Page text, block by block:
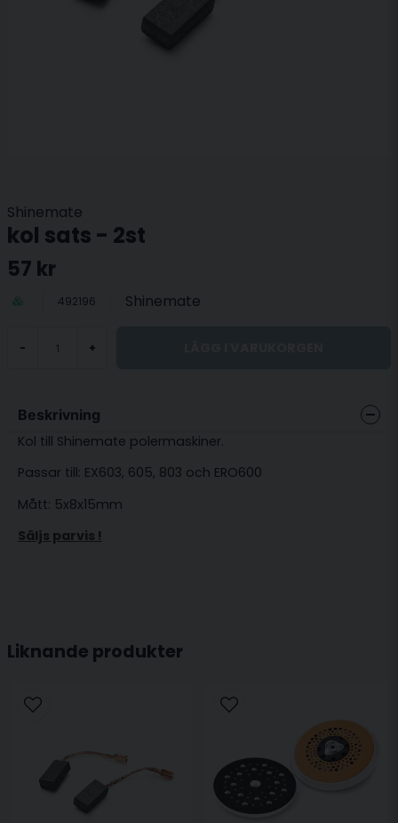
Shinemate
kol sats - 2st
57 kr
492196 Shinemate
- +
Beskrivning
Kol till Shinemate polermaskiner.
Passar till: EX603, 605, 803 och ERO600
Mått: 5x8x15mm
Säljs parvis !
Liknande produkter